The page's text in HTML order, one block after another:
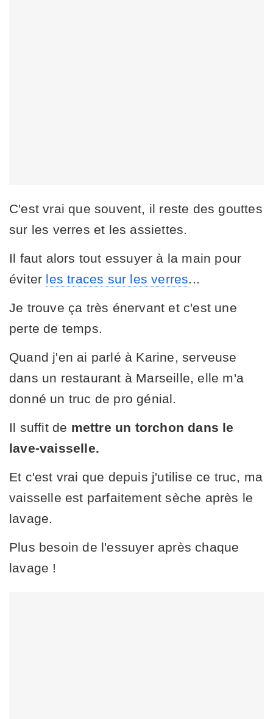
C'est vrai que souvent, il reste des gouttes
sur les verres et les assiettes.
Il faut alors tout essuyer à la main pour
éviter les traces sur les verres
Je trouve ça très énervant et c'est une
perte de temps.
Quand j'en ai parlé à Karine, serveuse
dans un restaurant à Marseille, elle m'a
donné un truc de pro génial.
Il suffit de mettre un torchon dans le
lave-vaisselle.
Et c'est vrai que depuis j'utilise ce truc, ma
vaisselle est parfaitement sèche après le
lavage.
Plus besoin de l'essuyer après chaque
lavage !